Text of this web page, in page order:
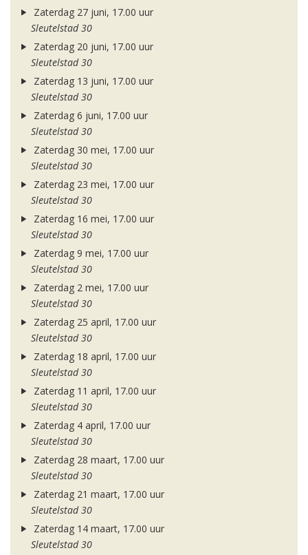
Zaterdag 27 juni, 17.00 uur
Sleutelstad 30
Zaterdag 20 juni, 17.00 uur
Sleutelstad 30
Zaterdag 13 juni, 17.00 uur
Sleutelstad 30
Zaterdag 6 juni, 17.00 uur
Sleutelstad 30
Zaterdag 30 mei, 17.00 uur
Sleutelstad 30
Zaterdag 23 mei, 17.00 uur
Sleutelstad 30
Zaterdag 16 mei, 17.00 uur
Sleutelstad 30
Zaterdag 9 mei, 17.00 uur
Sleutelstad 30
Zaterdag 2 mei, 17.00 uur
Sleutelstad 30
Zaterdag 25 april, 17.00 uur
Sleutelstad 30
Zaterdag 18 april, 17.00 uur
Sleutelstad 30
Zaterdag 11 april, 17.00 uur
Sleutelstad 30
Zaterdag 4 april, 17.00 uur
Sleutelstad 30
Zaterdag 28 maart, 17.00 uur
Sleutelstad 30
Zaterdag 21 maart, 17.00 uur
Sleutelstad 30
Zaterdag 14 maart, 17.00 uur
Sleutelstad 30